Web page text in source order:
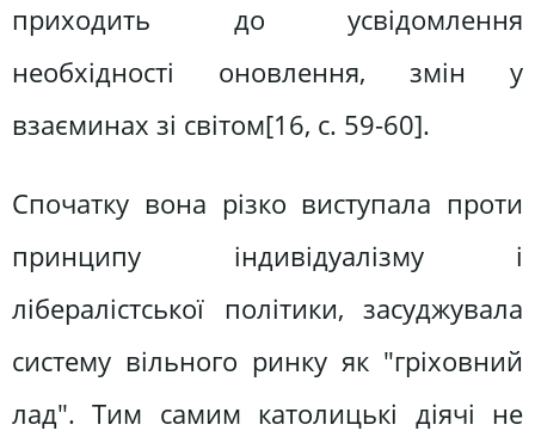
приходить до усвідомлення
необхідності оновлення, змін у
взаєминах зі світом[16, c. 59-60].
Спочатку вона різко виступала проти
принципу індивідуалізму і
лібералістської політики, засуджувала
систему вільного ринку як "гріховний
лад". Тим самим католицькі діячі не